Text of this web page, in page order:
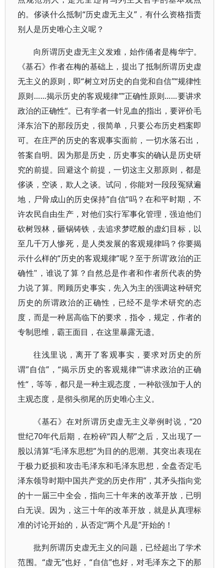
的。侈谈什么抵制“历史虚无主义”，有什么资格指责
别人是历史唯心主义呢？
向所谓历史虚无主义发难，始作俑者是梅华宁。
《基石》作者在梅的基础上，提出了抵制所谓历史虚
无主义的原则，即“树立对历史的自觉和自信”“规律性
原则……揭示历史的客观规律””正确性原则……要讲求
政治的正确性“。已有学者一针见血的指出，要评价毛
泽东治下的那段历史，很简单，只要公布历史档案即
可。在庄严的历史的客观事实面前，一切水落石出，
答案自明。因为那是历史，历史事实的确认是历史研
究的前提。回避这个前提，一切这主义那原则，都是
侈谈，空谈，欺人之谈。试问，你能对一段段冤狱遍
地，尸骨成山的历史保持”自信“吗？在和平时期，不
许农民自由生产，对他们实行军事化管理，强迫他们
砍树毁林，砸锅铸铁，去追求梦呓般的虚幻目标，以
至几千万人惨死，是人类发展的客观规律吗？你要揭
示什么样的“历史的客观规律”呢？至于所谓'政治的正
确性"，谁说了算？自然总是作者和作者所代表的势
力说了算。罔顾历史事实，先入为主的强调这种研究
历史的所谓政治的正确性，已经不是学术研究的态
度，而是一种居高临下的要求，指令，规定，作者的
专制思维，霸王面目，在这里暴露无遗。
往浅里说，离开了客观事实，要求对历史的所
谓”自信”，“揭示历史的客观规律”“讲求政治的正确
性“，等等，都只是一种主观态度，一种欲强加于人的
主观态度，是彻头彻尾的历史唯心主义。
《基石》在对所谓历史虚无主义举例时说，“20
世纪70年代后期，在粉碎“四人帮”之后，又出现了一
股以清算“毛泽东思想”为目的的思潮。其突出表现在
于极力贬损和攻击毛泽东和毛泽东思想，全盘否定毛
泽东领导时期中国共产党的历史作用”，其矛头指向党
的十一届三中全会，指向三十年来的改革开放，已明
白无误。因为，这三十年的改革开放，就是从真理标
准的讨论开始的，从否定“两个凡是”开始的！
批判所谓历史虚无主义的问题，已经超出了学术
范围。“虚无”也好，“自信”也好，对毛泽东之下的那